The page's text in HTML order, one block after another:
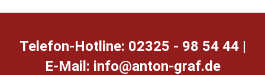
Telefon-Hotline: 02325 - 98 54 44 |
E-Mail: ed.farg-notna@ofni